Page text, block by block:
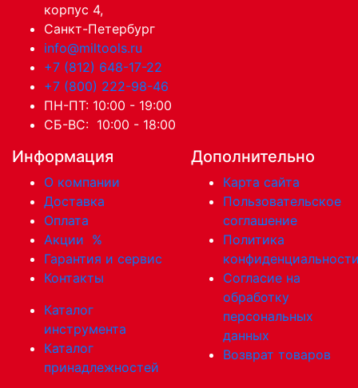
корпус 4,
Санкт-Петербург
info@miltools.ru
+7 (812) 648-17-22
+7 (800) 222-98-46
ПН-ПТ: 10:00 - 19:00
СБ-ВС: 10:00 - 18:00
Информация
О компании
Доставка
Оплата
Акции %
Гарантия и сервис
Контакты
Каталог
инструмента
Каталог
принадлежностей
Дополнительно
Карта сайта
Пользовательское
соглашение
Политика
Согласие на
обработку
персональных
данных
Возврат товаров